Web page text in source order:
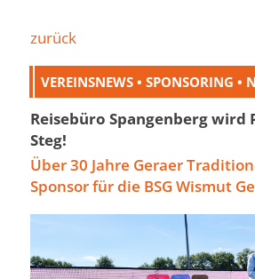
zurück
VEREINSNEWS • SPONSORING •
Reisebüro Spangenberg wird
Steg!
Über 30 Jahre Geraer
Sponsor für die BSG Wismut